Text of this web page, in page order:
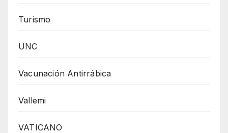
Turismo
UNC
Vacunación Antirrábica
Vallemi
VATICANO